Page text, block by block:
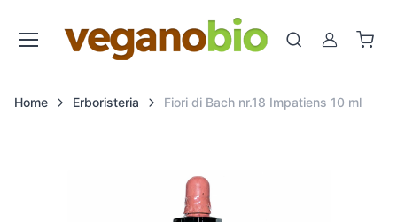
CercaAccount
Home Erboristeria Fiori di Bach nr.18 Impatiens 10 ml